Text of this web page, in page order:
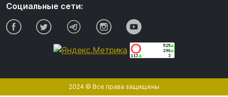
Социальные сети:
2024 © Все права защищены